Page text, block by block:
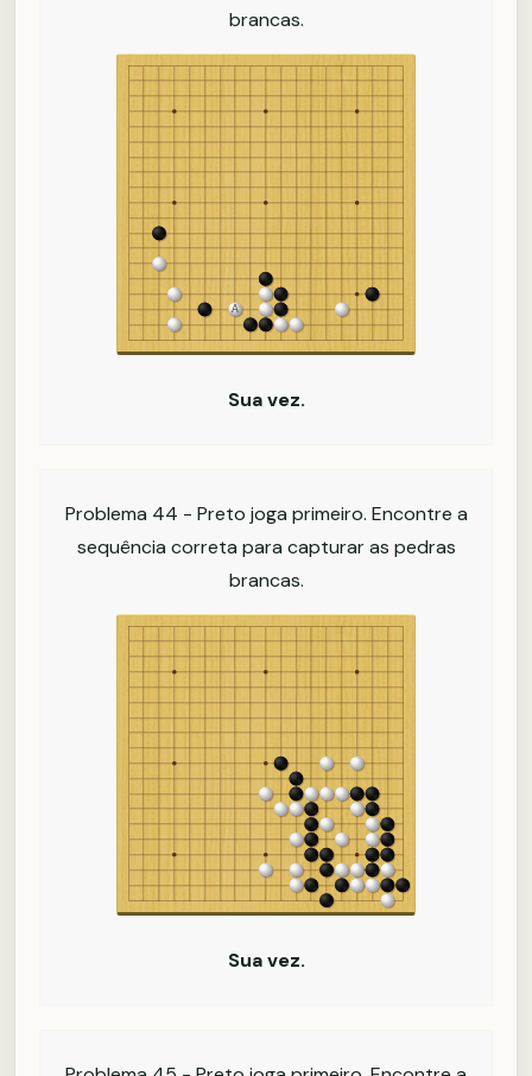
brancas.
Sua vez.
Problema 44 - Preto joga primeiro. Encontre a
sequência correta para capturar as pedras
brancas.
Sua vez.